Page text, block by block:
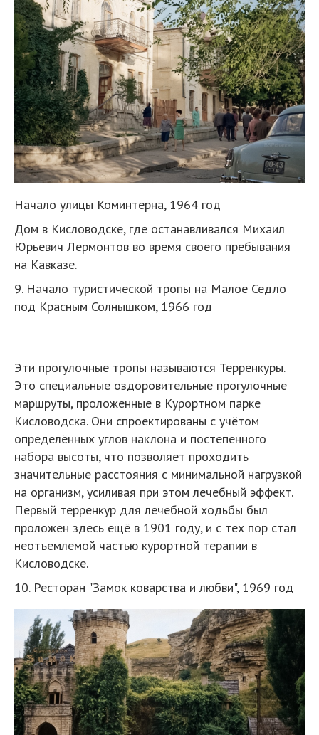
Начало улицы Коминтерна, 1964 год
Дом в Кисловодске, где останавливался Михаил
Юрьевич Лермонтов во время своего пребывания
на Кавказе.
9. Начало туристической тропы на Малое Седло
под Красным Солнышком, 1966 год
Эти прогулочные тропы называются Терренкуры.
Это специальные оздоровительные прогулочные
маршруты, проложенные в Курортном парке
Кисловодска. Они спроектированы с учётом
определённых углов наклона и постепенного
набора высоты, что позволяет проходить
значительные расстояния с минимальной нагрузкой
на организм, усиливая при этом лечебный эффект.
Первый терренкур для лечебной ходьбы был
проложен здесь ещё в 1901 году, и с тех пор стал
неотъемлемой частью курортной терапии в
Кисловодске.
10. Ресторан "Замок коварства и любви", 1969 год